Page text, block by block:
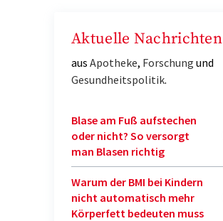
Aktuelle Nachrichten
aus Apotheke, Forschung und
Gesundheitspolitik.
Blase am Fuß aufstechen
oder nicht? So versorgt
man Blasen richtig
Warum der BMI bei Kindern
nicht automatisch mehr
Körperfett bedeuten muss